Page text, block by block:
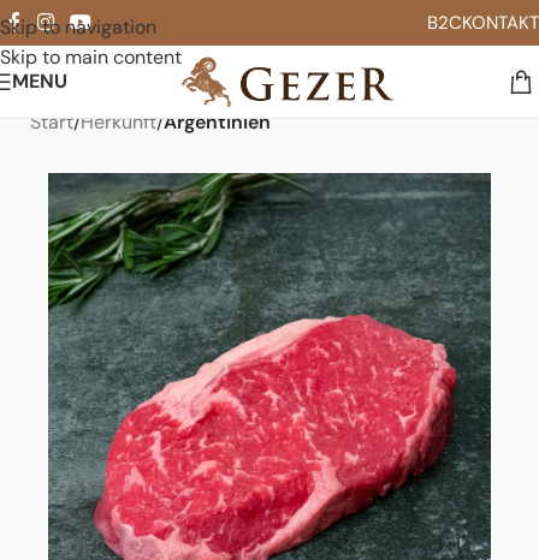
Skip to navigation
Skip to main content
B2CKONTAKT
MENU
Start Herkunft Argentinien